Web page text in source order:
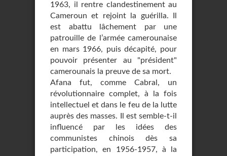
1963, il rentre clandestinement au
Cameroun et rejoint la guérilla. Il
est abattu lâchement par une
patrouille de l’armée camerounaise
en mars 1966, puis décapité, pour
pouvoir présenter au "président"
camerounais la preuve de sa mort.
Afana fut, comme Cabral, un
révolutionnaire complet, à la fois
intellectuel et dans le feu de la lutte
auprès des masses. Il est semble-t-il
influencé par les idées des
communistes chinois dès sa
participation, en 1956-1957, à la